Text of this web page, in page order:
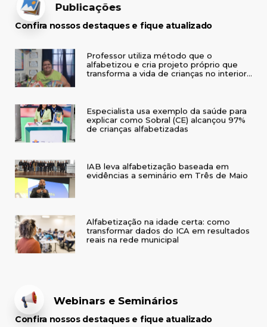
Publicações
Confira nossos destaques e fique atualizado
Professor utiliza método que o
alfabetizou e cria projeto próprio que
transforma a vida de crianças no interior
do RS
Especialista usa exemplo da saúde para
explicar como Sobral (CE) alcançou 97%
de crianças alfabetizadas
IAB leva alfabetização baseada em
evidências a seminário em Três de Maio
Alfabetização na idade certa: como
transformar dados do ICA em resultados
reais na rede municipal
Webinars e Seminários
Confira nossos destaques e fique atualizado